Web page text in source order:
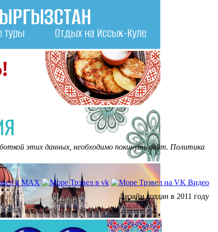
этих данных, необходимо покинуть сайт. Политика
Дизайн создан в 2011 году